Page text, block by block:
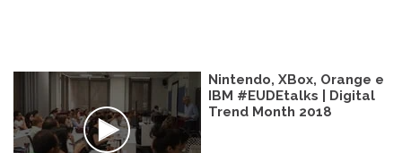
Nintendo, XBox, Orange e
IBM #EUDEtalks | Digital
Trend Month 2018